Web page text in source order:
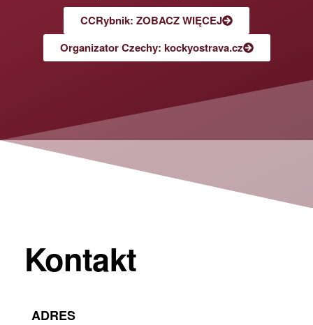
CCRybnik: ZOBACZ WIĘCEJ
Organizator Czechy: kockyostrava.cz
Kontakt
ADRES